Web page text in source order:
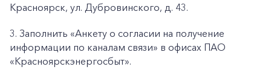
Красноярск, ул. Дубровинского, д. 43.
3. Заполнить «Анкету о согласии на получение
информации по каналам связи» в офисах ПАО
«Красноярскэнергосбыт».